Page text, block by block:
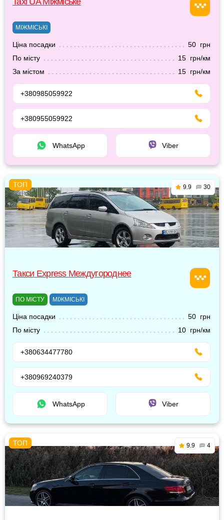
МІЖМІСЬКІ
Ціна посадки
50 грн
По місту
15 грн/км
За містом
15 грн/км
+380985059922
+380955059922
WhatsApp Viber
9.9 30
Такси Express Междугороднее
ПО МІСТУ МІЖМІСЬКІ
Ціна посадки
50 грн
По місту
10 грн/км
+380634477780
+380969240379
WhatsApp Viber
9.9 4